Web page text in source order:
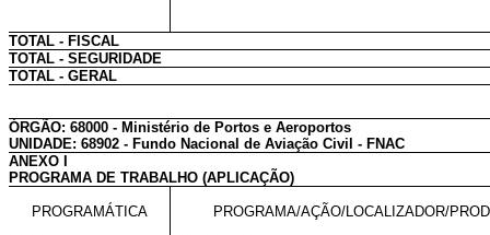
TOTAL - FISCAL
TOTAL - SEGURIDADE
TOTAL - GERAL
ÓRGÃO: 68000 - Ministério de Portos e Aeroportos
UNIDADE: 68902 - Fundo Nacional de Aviação Civil - FNAC
ANEXO I
PROGRAMA DE TRABALHO (APLICAÇÃO)
PROGRAMÁTICA PROGRAMA/AÇÃO/LOCALIZADOR/